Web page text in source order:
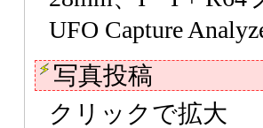
UFO Capture
写真投稿
クリックで拡大